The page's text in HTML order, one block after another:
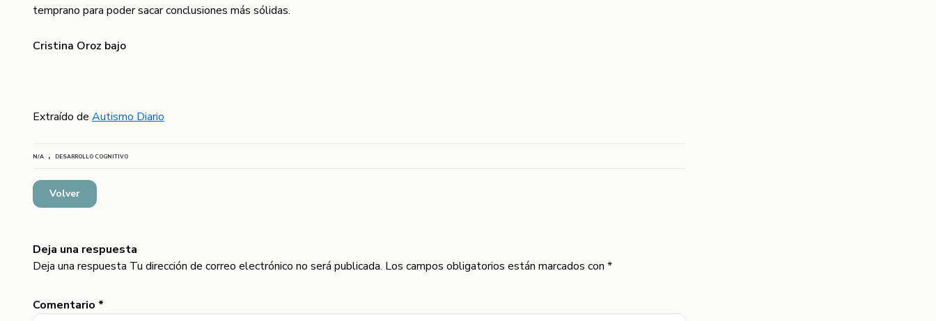
temprano para poder sacar conclusiones más sólidas.
Cristina Oroz bajo
Extraído de Autismo Diario
N/A , DESARROLLO COGNITIVO
Volver
Deja una respuesta
Deja una respuesta Tu dirección de correo electrónico no será publicada. Los campos obligatorios están marcados con *
Comentario *